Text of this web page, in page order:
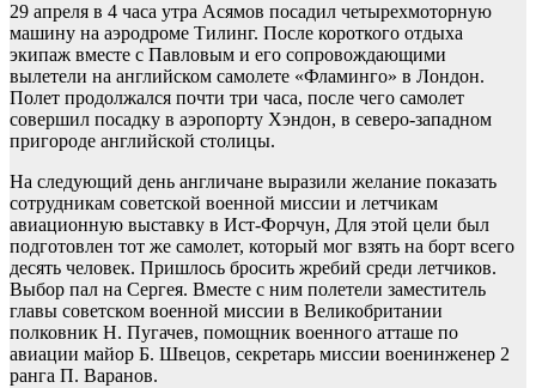
29 апреля в 4 часа утра Асямов посадил четырехмоторную
машину на аэродроме Тилинг. После короткого отдыха
экипаж вместе с Павловым и его сопровождающими
вылетели на английском самолете «Фламинго» в Лондон.
Полет продолжался почти три часа, после чего самолет
совершил посадку в аэропорту Хэндон, в северо-западном
пригороде английской столицы.
На следующий день англичане выразили желание показать
сотрудникам советской военной миссии и летчикам
авиационную выставку в Ист-Форчун, Для этой цели был
подготовлен тот же самолет, который мог взять на борт всего
десять человек. Пришлось бросить жребий среди летчиков.
Выбор пал на Сергея. Вместе с ним полетели заместитель
главы советском военной миссии в Великобритании
полковник Н. Пугачев, помощник военного атташе по
авиации майор Б. Швецов, секретарь миссии военинженер 2
ранга П. Варанов.